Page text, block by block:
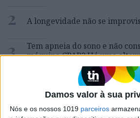
Damos valor à sua
Nós e os nossos 1019 parceiros
2 A longevidade não se
3
Tem apneia do sono e não
máquina CPAP? Há uma
Opinião de um dentista
“Saudade é um sentimento
vezes muito despropositado.
orgulho dessa palavra, que
especiais, quando na verdade